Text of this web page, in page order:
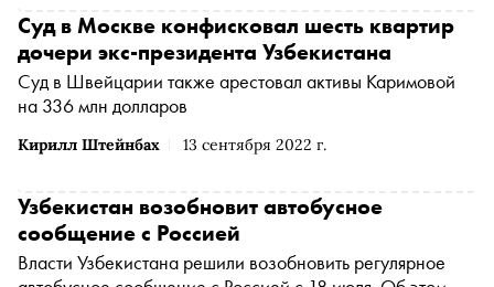
Кирилл Штейнбах 13 сентября 2022 г.
Суд в Москве конфисковал шесть квартир
дочери экс-президента Узбекистана
Суд в Швейцарии также арестовал активы Каримовой
на 336 млн долларов
Узбекистан возобновит автобусное
сообщение с Россией
Власти Узбекистана решили возобновить регулярное